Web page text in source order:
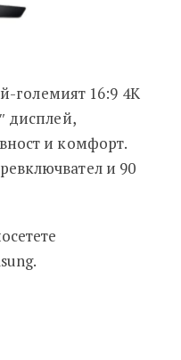
големият 16:9 4K
дисплей,
и комфорт.
и 90